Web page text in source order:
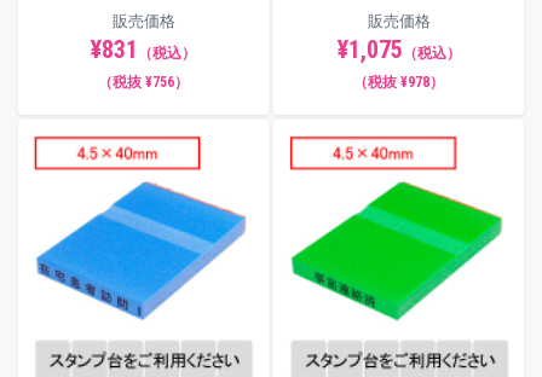
販売価格
¥831
（税込）
（税抜 ¥756）
販売価格
¥1,075 （税込）
（税抜 ¥978）